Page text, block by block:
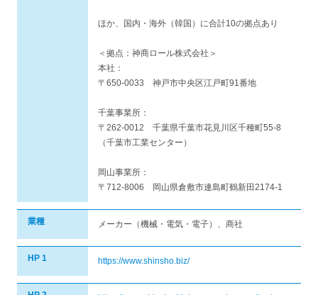
ほか、国内・海外（韓国）に合計10の拠点あり
＜拠点：神商ロール株式会社＞
本社：
〒650-0033 神戸市中央区江戸町91番地
千葉事業所：
〒262-0012 千葉県千葉市花見川区千種町55-8
（千葉市工業センター）
岡山事業所：
〒712-8006 岡山県倉敷市連島町鶴新田2174-1
業種 メーカー（機械・電気・電子）、商社
HP 1 https://www.shinsho.biz/